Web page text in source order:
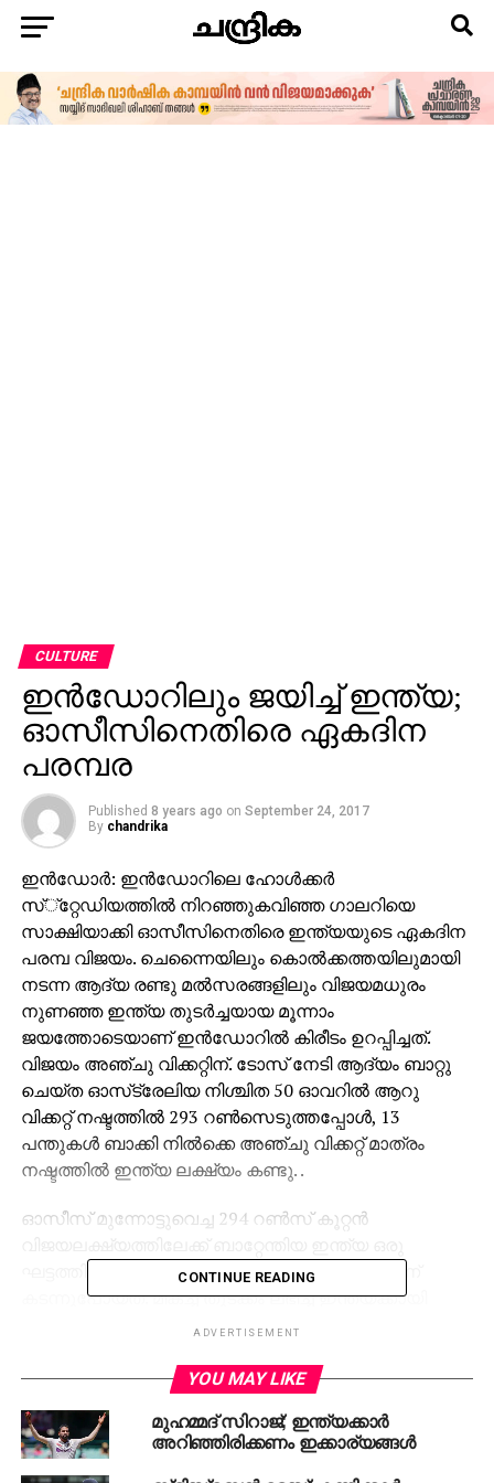
CULTURE
ഇന്‍ഡോറിലും ജയിച്ച് ഇന്ത്യ;
ഓസീസിനെതിരെ ഏകദിന
പരമ്പര
Published 8 years ago on September 24, 2017
By chandrika
ഇന്‍ഡോര്‍: ഇന്‍ഡോറിലെ ഹോള്‍ക്കര്‍
സ്്റ്റേഡിയത്തില്‍ നിറഞ്ഞുകവിഞ്ഞ ഗാലറിയെ
സാക്ഷിയാക്കി ഓസീസിനെതിരെ ഇന്ത്യയുടെ ഏകദിന
പരമ്പ വിജയം. ചെന്നൈയിലും കൊല്‍ക്കത്തയിലുമായി
നടന്ന ആദ്യ രണ്ടു മല്‍സരങ്ങളിലും വിജയമധുരം
നുണഞ്ഞ ഇന്ത്യ തുടര്‍ച്ചയായ മൂന്നാം
ജയത്തോടെയാണ് ഇന്‍ഡോറില്‍ കിരീടം ഉറപ്പിച്ചത്.
വിജയം അഞ്ചു വിക്കറ്റിന്. ടോസ് നേടി ആദ്യം ബാറ്റു
ചെയ്ത ഓസ്‌ട്രേലിയ നിശ്ചിത 50 ഓവറില്‍ ആറു
വിക്കറ്റ് നഷ്ടത്തില്‍ 293 റണ്‍സെടുത്തപ്പോള്‍, 13
പന്തുകള്‍ ബാക്കി നില്‍ക്കെ അഞ്ചു വിക്കറ്റ് മാത്രം
നഷ്ടത്തില്‍ ഇന്ത്യ ലക്ഷ്യം കണ്ടു. .
ഓസീസ് മുന്നോട്ടുവെച്ച 294 റണ്‍സ് കൂറ്റന്‍
ഘട്ടത്തില്‍ പോലും പരാജയഭീതിയില്ലാതെയാണ്
കടന്നുപോയത്. മികച്ച തുടക്കം ലഭിച്ച ഇന്ത്യക്കായി
ഓപ്പണിങ് വിക്കറ്റില്‍ അജിങ്ക്യ രഹാനെയും രോഹിത്
കൂട്ടുകെട്ടാണുണ്ടാക്കിയത്. രഹാനെ 76 പന്തില്‍ 79
നേടി. രോഹിതിനെ പുറത്താക്കി കോള്‍ട്ടര്‍ നെയ്‌ലാണ്
ഈ കൂട്ടുകെട്ട് പൊളിച്ചത്.
CONTINUE READING
ADVERTISEMENT
YOU MAY LIKE
മുഹമ്മദ് സിറാജ്; ഇന്ത്യക്കാർ
അറിഞ്ഞിരിക്കണം ഇക്കാര്യങ്ങൾ